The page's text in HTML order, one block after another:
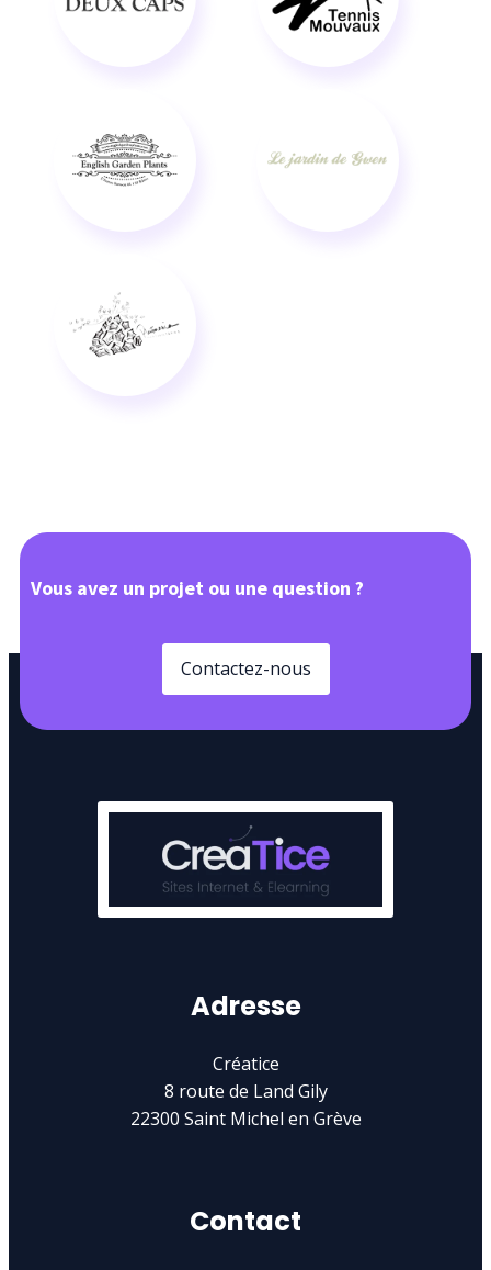
Vous avez un projet ou une question ?
Contactez-nous
Adresse
Créatice
8 route de Land Gily
22300 Saint Michel en Grève
Contact